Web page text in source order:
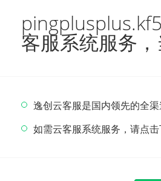
客服系统服务
逸创云客服是国内领先的全渠
如需云客服系统服务，请点击